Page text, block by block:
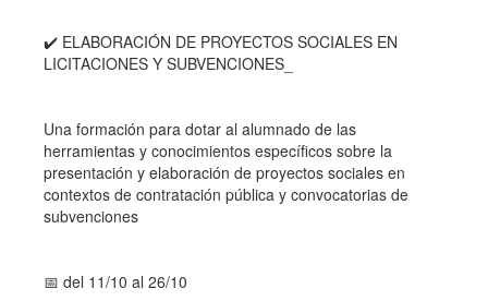
✔️ ELABORACIÓN DE PROYECTOS SOCIALES EN
LICITACIONES Y SUBVENCIONES_
Una formación para dotar al alumnado de las
herramientas y conocimientos específicos sobre la
presentación y elaboración de proyectos sociales en
contextos de contratación pública y convocatorias de
subvenciones
📅 del 11/10 al 26/10